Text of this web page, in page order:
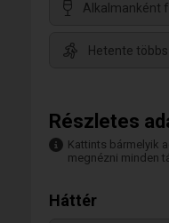
Alkalmanként
Hetente
Részletes
Kattints bármelyik
megnézni minden
Háttér